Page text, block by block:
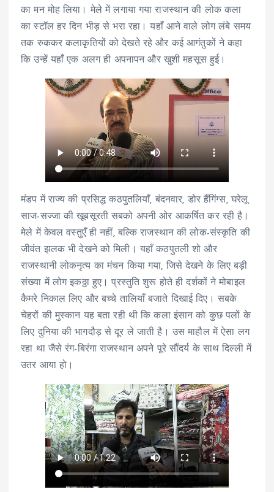
का मन मोह लिया। मेले में लगाया गया राजस्थान की लोक कला
का स्टॉल हर दिन भीड़ से भरा रहा। यहाँ आने वाले लोग लंबे समय
तक रुककर कलाकृतियों को देखते रहे और कई आगंतुकों ने कहा
कि उन्हें यहाँ एक अलग ही अपनापन और खुशी महसूस हुई।
मंडप में राज्य की प्रसिद्ध कठपुतलियाँ, बंदनवार, डोर हैंगिंग्स, घरेलू
साज-सज्जा की खूबसूरती सबको अपनी ओर आकर्षित कर रही है।
मेले में केवल वस्तुएँ ही नहीं, बल्कि राजस्थान की लोक-संस्कृति की
जीवंत झलक भी देखने को मिली। यहाँ कठपुतली शो और
राजस्थानी लोकनृत्य का मंचन किया गया, जिसे देखने के लिए बड़ी
संख्या में लोग इकठ्ठा हुए। प्रस्तुति शुरू होते ही दर्शकों ने मोबाइल
कैमरे निकाल लिए और बच्चे तालियाँ बजाते दिखाई दिए। सबके
चेहरों की मुस्कान यह बता रही थी कि कला इंसान को कुछ पलों के
लिए दुनिया की भागदौड़ से दूर ले जाती है। उस माहौल में ऐसा लग
रहा था जैसे रंग-बिरंगा राजस्थान अपने पूरे सौंदर्य के साथ दिल्ली में
उतर आया हो।